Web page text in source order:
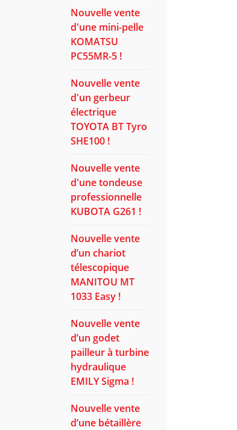
Nouvelle vente
d'une mini-pelle
KOMATSU
PC55MR-5 !
Nouvelle vente
d'un gerbeur
électrique
TOYOTA BT Tyro
SHE100 !
Nouvelle vente
d'une tondeuse
professionnelle
KUBOTA G261 !
Nouvelle vente
d’un chariot
télescopique
MANITOU MT
1033 Easy !
Nouvelle vente
d’un godet
pailleur à turbine
hydraulique
EMILY Sigma !
Nouvelle vente
d’une bétaillère